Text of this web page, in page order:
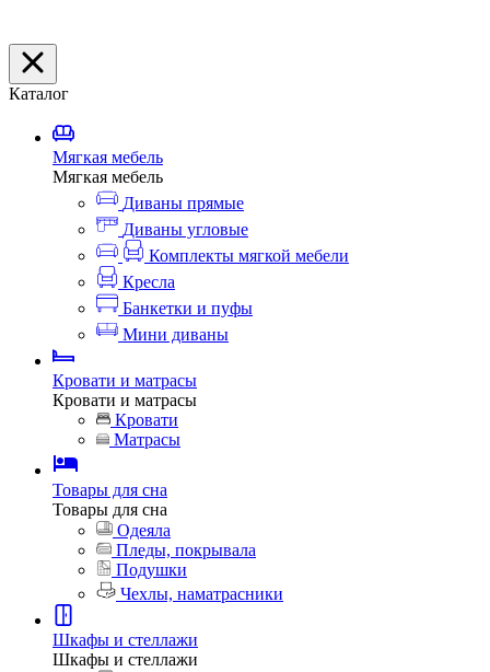
Каталог
Мягкая мебель
Мягкая мебель
Диваны прямые
Диваны угловые
Комплекты мягкой мебели
Кресла
Банкетки и пуфы
Мини диваны
Кровати и матрасы
Кровати и матрасы
Кровати
Матрасы
Товары для сна
Товары для сна
Одеяла
Пледы, покрывала
Подушки
Чехлы, наматрасники
Шкафы и стеллажи
Шкафы и стеллажи